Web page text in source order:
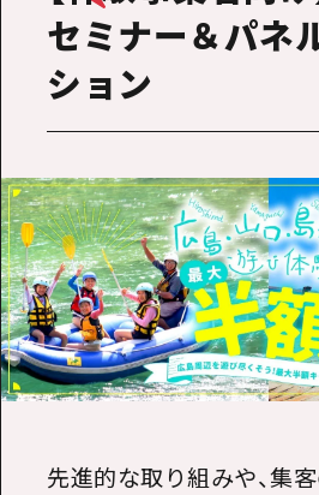
セミナー＆パネ
ション
先進的な取り組みや、集